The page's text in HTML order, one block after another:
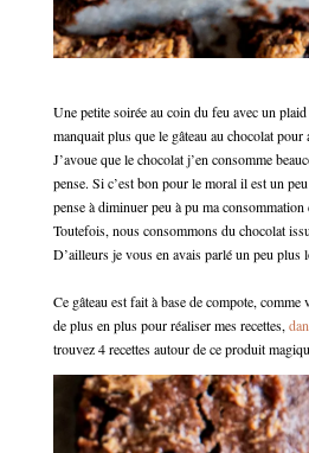
Une petite soirée au coin du feu avec un
manquait plus que le gâteau au chocolat pour
J’avoue que le chocolat j’en consomme
pense. Si c’est bon pour le moral il est un
pense à diminuer peu à pu ma
Toutefois, nous consommons du chocolat
D’ailleurs je vous en avais parlé un peu plus
Ce gâteau est fait à base de compote,
de plus en plus pour réaliser mes recettes,
trouvez 4 recettes autour de ce produit